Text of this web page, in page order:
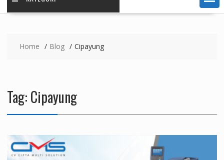
Home Blog Cipayung
Tag:Cipayung